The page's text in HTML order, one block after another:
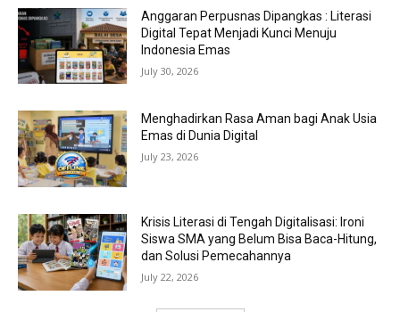
Anggaran Perpusnas Dipangkas : Literasi
Digital Tepat Menjadi Kunci Menuju
Indonesia Emas
July 30, 2026
Menghadirkan Rasa Aman bagi Anak Usia
Emas di Dunia Digital
July 23, 2026
Krisis Literasi di Tengah Digitalisasi: Ironi
Siswa SMA yang Belum Bisa Baca-Hitung,
dan Solusi Pemecahannya
July 22, 2026